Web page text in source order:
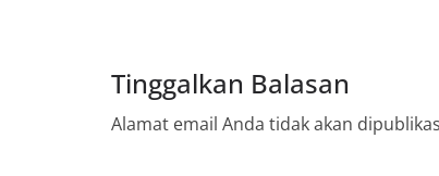
Tinggalkan Balasan
Alamat email Anda tidak akan